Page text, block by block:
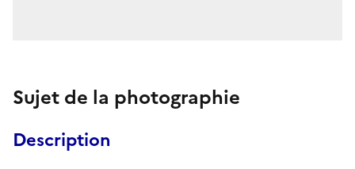
Sujet de la photographie
Description